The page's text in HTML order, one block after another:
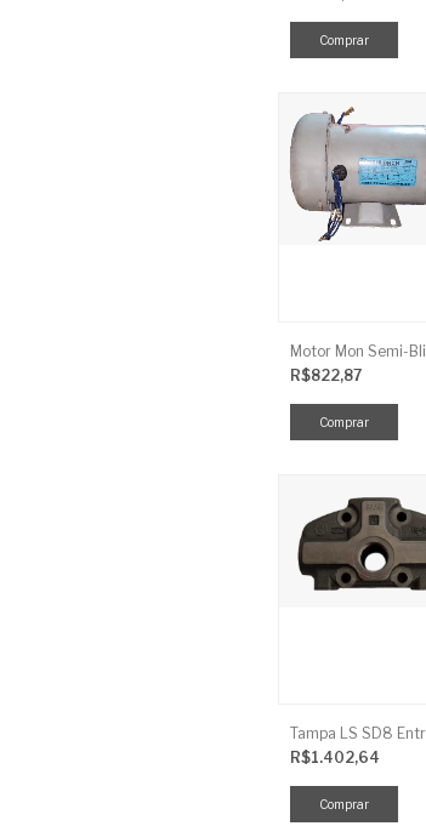
R$822,87
R$1.402,64